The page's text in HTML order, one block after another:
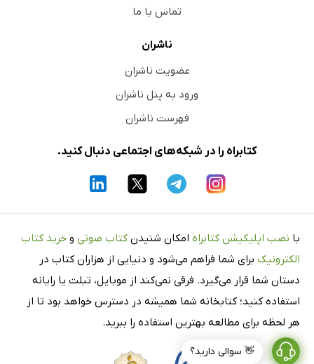
👋 سوالی دارید؟
تماس با ما
ناشران
عضویت ناشران
ورود به پنل ناشران
فهرست ناشران
کتابراه را در شبکه‌های اجتماعی دنبال کنید.
با نصب اپلیکیشن کتابراه امکان شنیدن کتاب صوتی و خرید کتاب
الکترونیک برای شما فراهم می‌شود و دنیایی از هزاران کتاب در
دستان شما قرار می‌گیرد. فرقی نمی‌کند از موبایل، تبلت یا رایانه
استفاده کنید؛ کتابخانه شما همیشه در دسترس خواهد بود تا از
هر لحظه برای مطالعه بهترین استفاده را ببرید.